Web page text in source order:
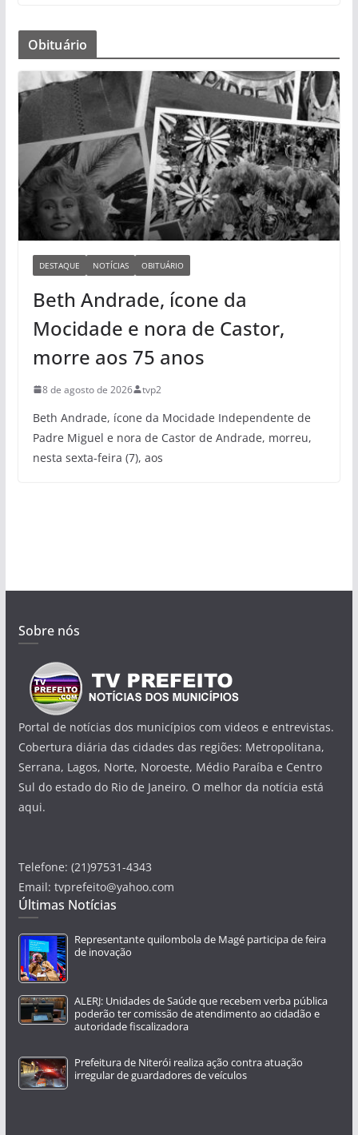
Obituário
DESTAQUE NOTÍCIAS OBITUÁRIO
Beth Andrade, ícone da
Mocidade e nora de Castor,
morre aos 75 anos
8 de agosto de 2026 tvp2
Beth Andrade, ícone da Mocidade Independente de
Padre Miguel e nora de Castor de Andrade, morreu,
nesta sexta-feira (7), aos
Sobre nós
Portal de notícias dos municípios com videos e entrevistas.
Cobertura diária das cidades das regiões: Metropolitana,
Serrana, Lagos, Norte, Noroeste, Médio Paraíba e Centro
Sul do estado do Rio de Janeiro. O melhor da notícia está
aqui.
Telefone: (21)97531-4343
Email: tvprefeito@yahoo.com
Últimas Notícias
Representante quilombola de Magé participa de feira
de inovação
ALERJ: Unidades de Saúde que recebem verba pública
poderão ter comissão de atendimento ao cidadão e
autoridade fiscalizadora
Prefeitura de Niterói realiza ação contra atuação
irregular de guardadores de veículos